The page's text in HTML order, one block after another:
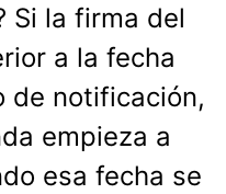
Si la firma del
a la fecha
de notificación,
empieza a
esa fecha se